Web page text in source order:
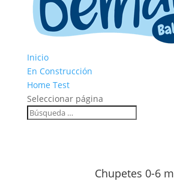
Inicio
En Construcción
Home Test
Seleccionar página
Chupetes 0-6 m